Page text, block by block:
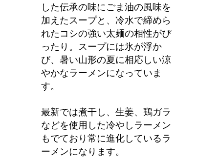
した伝承の味にごま油の風味を
加えたスープと、冷水で締めら
れたコシの強い太麺の相性がぴ
ったり。スープには氷が浮か
び、暑い山形の夏に相応しい涼
やかなラーメンになっていま
す。
最新では煮干し、生姜、鶏ガラ
などを使用した冷やしラーメン
もでており常に進化しているラ
ーメンになります。